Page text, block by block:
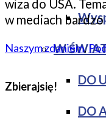
W
DO
DO
wiza do USA.
w mediach
Naszym zdaniem,
Zbierajsię!